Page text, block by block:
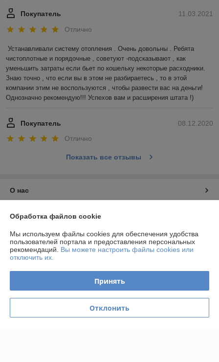
11.03.2021
Покупатель
Отлично
Устанавливали систему отопления . Очень довольны . Ребята
чистоплотные и порядочные , советуют -подсказывают , как
уменьшить затраты если бьет по кошельку некоторые расходники.
Знаю точно , что если вы в этом не разбираетесь , то в этой
компании этим не воспользуются , чтобы развести вас на деньги!
Однозначно рекомендую!!! Успехов вам и расширения штата !)
08.12.2020
Покупатель
Отлично
Показать все отзывы
О нас
Контакты
Доставка и оплата
График работы
Политика обработки cookies
Обработка файлов cookie
Мы используем файлы cookies для обеспечения удобства
пользователей портала и предоставления персональных
рекомендаций. Вы можете настроить файлы cookies или
отключить их.
Принять
Отклонить